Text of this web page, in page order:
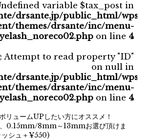
variable $tax_post in
drsante.jp/public_html/wps/
themes/drsante/inc/menu-
on line 4
: Attempt to read property "ID"
on null in
drsante.jp/public_html/wps/
themes/drsante/inc/menu-
on line 4
リュームUPしたい方にオススメ！
0.15mm/8mm～13mmお選び頂けま
ッシュ＋¥550)